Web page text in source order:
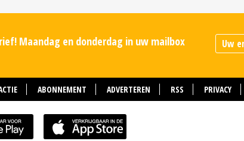
Maandag en donderdag in uw mailbox
ABONNEMENT ADVERTEREN RSS PRIVACY